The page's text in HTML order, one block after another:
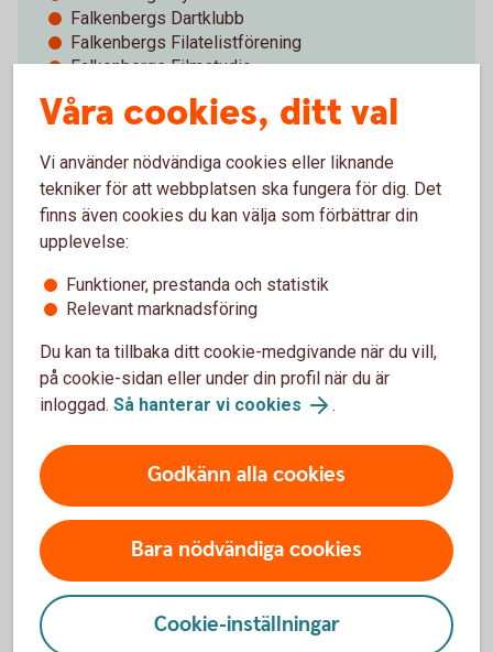
Falkenbergs Dartklubb
Falkenbergs Filatelistförening
Falkenbergs Filmstudio
Falkenbergs Fontänhus
Falkenbergs Fotoklubb
Falkenbergs Föreningsråd
Falkenbergs Hemslöjdsförening
Falkenbergs Hockey Klubb
Falkenbergs Idrottsklubb
Falkenbergs Judoklubb
Falkenbergs Kallbadsvänner
Falkenbergs Konstnärsförening
Falkenbergs Kvinnojour
Falkenbergs Mahjongsällskap
Falkenbergs Skytteförening
Falkenbergs Spelförening
Falkenbergs Tennisklubb
Falkenbergs Volleybollklubb
Fálki Islandshästförening
Folkdanslaget Falkringen
Våra cookies, ditt val
Vi använder nödvändiga cookies eller liknande
tekniker för att webbplatsen ska fungera för dig. Det
finns även cookies du kan välja som förbättrar din
upplevelse:
Funktioner, prestanda och statistik
Relevant marknadsföring
Du kan ta tillbaka ditt cookie-medgivande när du vill,
på cookie-sidan eller under din profil när du är
inloggad. Så hanterar vi cookies .
Godkänn alla cookies
Bara nödvändiga cookies
Cookie-inställningar